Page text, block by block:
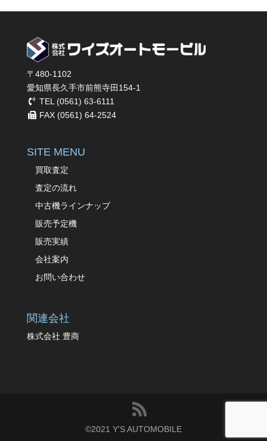
〒480-1102
愛知県長久手市前熊寺田154-1
TEL (0561) 63-6111
FAX (0561) 64-2524
SITE MENU
買取査定
査定の流れ
中古機ラインナップ
販売予定機
販売実績
会社案内
お問い合わせ
関連会社
株式会社 豊商
©️2021 Y'S AUTOMOBILE